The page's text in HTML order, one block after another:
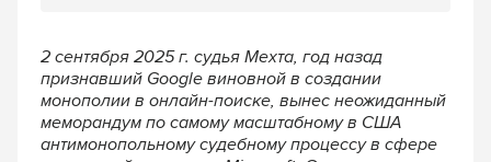
2 сентября 2025 г. судья Мехта, год назад
признавший Google виновной в создании
монополии в онлайн-поиске, вынес неожиданный
меморандум по самомумасштабному в США
антимонопольному судебному процессу в сфере